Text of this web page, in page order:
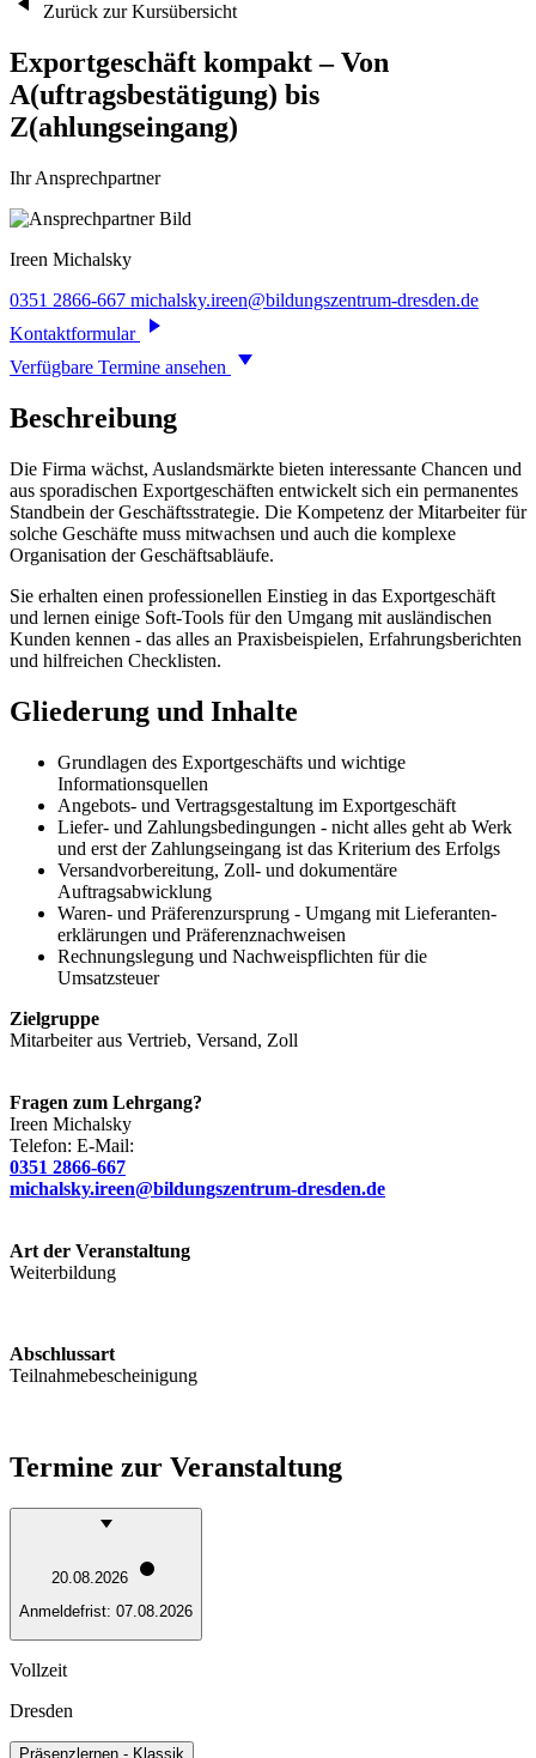
Zurück zur Kursübersicht
Exportgeschäft kompakt – Von
A(uftragsbestätigung) bis
Z(ahlungseingang)
Ihr Ansprechpartner
Ireen Michalsky
0351 2866-667 michalsky.ireen@bildungszentrum-dresden.de
Kontaktformular
Verfügbare Termine ansehen
Beschreibung
Die Firma wächst, Auslandsmärkte bieten interessante Chancen und
aus sporadischen Exportgeschäften entwickelt sich ein permanentes
Standbein der Geschäftsstrategie. Die Kompetenz der Mitarbeiter für
solche Geschäfte muss mitwachsen und auch die komplexe
Organisation der Geschäftsabläufe.
Sie erhalten einen professionellen Einstieg in das Exportgeschäft
und lernen einige Soft-Tools für den Umgang mit ausländischen
Kunden kennen - das alles an Praxisbeispielen, Erfahrungsberichten
und hilfreichen Checklisten.
Gliederung und Inhalte
Grundlagen des Exportgeschäfts und wichtige
Informationsquellen
Angebots- und Vertragsgestaltung im Exportgeschäft
Liefer- und Zahlungsbedingungen - nicht alles geht ab Werk
und erst der Zahlungseingang ist das Kriterium des Erfolgs
Versandvorbereitung, Zoll- und dokumentäre
Auftragsabwicklung
Waren- und Präferenzursprung - Umgang mit Lieferanten-
erklärungen und Präferenznachweisen
Rechnungslegung und Nachweispflichten für die
Umsatzsteuer
Zielgruppe
Mitarbeiter aus Vertrieb, Versand, Zoll
Fragen zum Lehrgang?
Ireen Michalsky
Telefon: E-Mail:
0351 2866-667
michalsky.ireen@bildungszentrum-dresden.de
Art der Veranstaltung
Weiterbildung
Abschlussart
Teilnahmebescheinigung
Termine zur Veranstaltung
20.08.2026
Anmeldefrist: 07.08.2026
Vollzeit
Dresden
Präsenzlernen - Klassik